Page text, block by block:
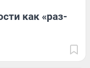
как «раз-